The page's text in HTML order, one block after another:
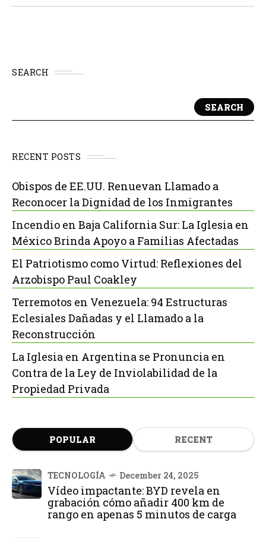
SEARCH
SEARCH
RECENT POSTS
Obispos de EE.UU. Renuevan Llamado a
Reconocer la Dignidad de los Inmigrantes
Incendio en Baja California Sur: La Iglesia en
México Brinda Apoyo a Familias Afectadas
El Patriotismo como Virtud: Reflexiones del
Arzobispo Paul Coakley
Terremotos en Venezuela: 94 Estructuras
Eclesiales Dañadas y el Llamado a la
Reconstrucción
La Iglesia en Argentina se Pronuncia en
Contra de la Ley de Inviolabilidad de la
Propiedad Privada
POPULAR RECENT
TECNOLOGÍA December 24, 2025
Vídeo impactante: BYD revela en
grabación cómo añadir 400 km de
rango en apenas 5 minutos de carga